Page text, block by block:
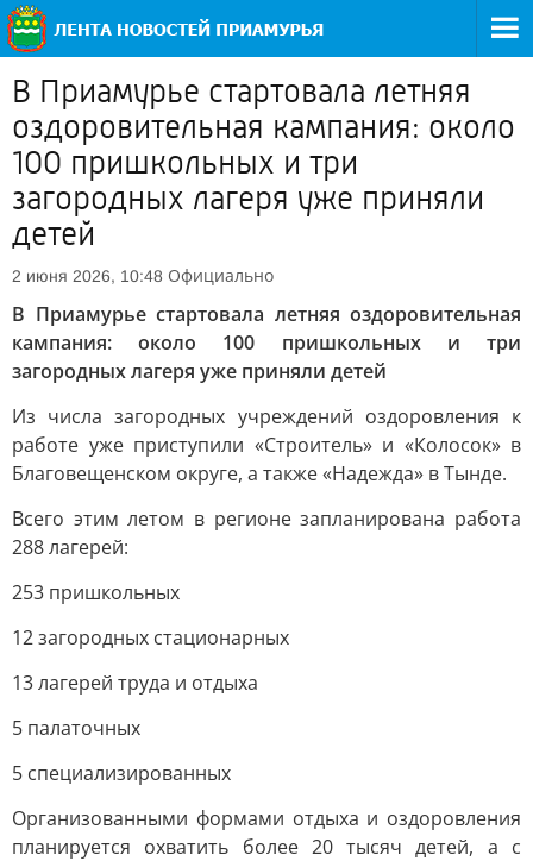
В Приамурье стартовала летняя
оздоровительная кампания: около
100 пришкольных и три
загородных лагеря уже приняли
детей
2 июня 2026, 10:48 Официально
В Приамурье стартовала летняя оздоровительная
кампания: около 100 пришкольных и три
загородных лагеря уже приняли детей
Из числа загородных учреждений оздоровления к
работе уже приступили «Строитель» и «Колосок» в
Благовещенском округе, а также «Надежда» в Тынде.
Всего этим летом в регионе запланирована работа
288 лагерей:
253 пришкольных
12 загородных стационарных
13 лагерей труда и отдыха
5 палаточных
5 специализированных
Организованными формами отдыха и оздоровления
планируется охватить более 20 тысяч детей, а с